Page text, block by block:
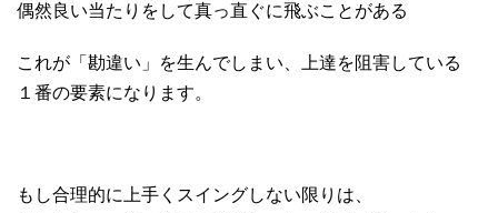
偶然良い当たりをして真っ直ぐに飛ぶことがある
これが「勘違い」を生んでしまい、上達を阻害している
１番の要素になります。
もし合理的に上手くスイングしない限りは、